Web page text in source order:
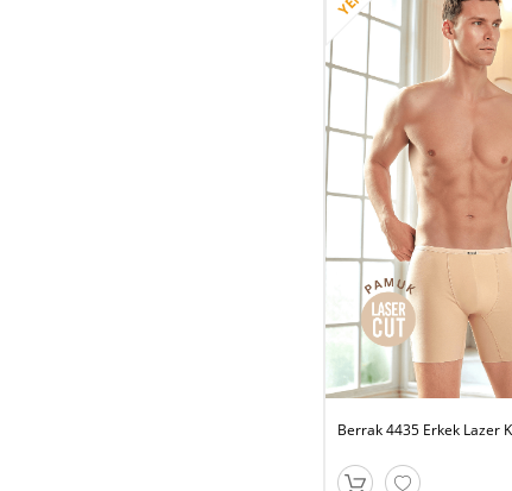
Berrak 4435 Erkek Lazer